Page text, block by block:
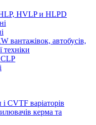
HLP, HVLP и HLPD
вантажівок, автобусів,
техніки
CVTF варіаторів
керма та